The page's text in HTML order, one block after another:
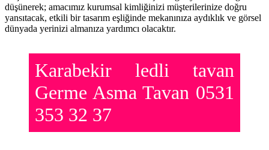
düşünerek; amacımız kurumsal kimliğinizi müşterilerinize doğru
yansıtacak, etkili bir tasarım eşliğinde mekanınıza aydıklık ve görsel
dünyada yerinizi almanıza yardımcı olacaktır.
Karabekir ledli tavan
Germe Asma Tavan 0531
353 32 37